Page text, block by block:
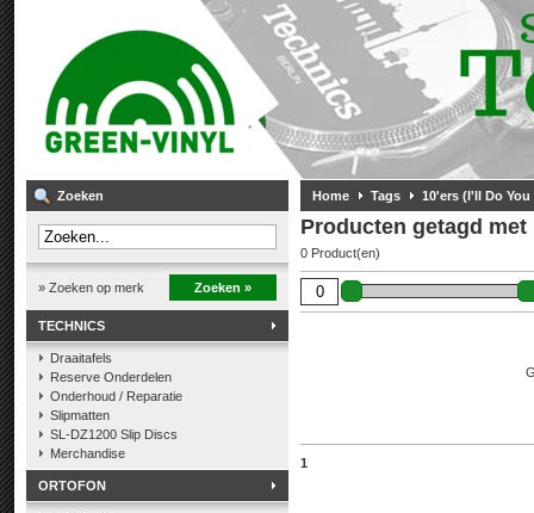
Zoeken
» Zoeken op merk Zoeken »
TECHNICS
Draaitafels
Reserve Onderdelen
Onderhoud / Reparatie
Slipmatten
SL-DZ1200 Slip Discs
Merchandise
ORTOFON
Home Tags 10'ers (I'll Do You
Producten getagd met
0 Product(en)
1